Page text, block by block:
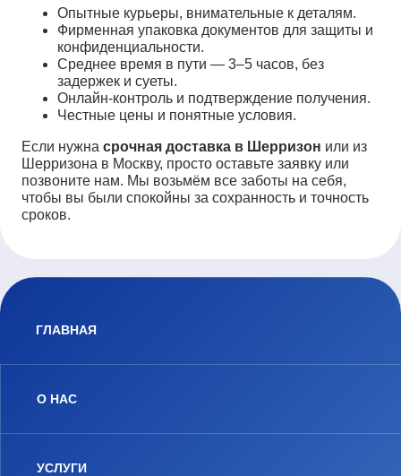
Опытные курьеры, внимательные к деталям.
Фирменная упаковка документов для защиты и
конфиденциальности.
Среднее время в пути — 3–5 часов, без
задержек и суеты.
Онлайн-контроль и подтверждение получения.
Честные цены и понятные условия.
Если нужна срочная доставка в Шерризон или из
Шерризона в Москву, просто оставьте заявку или
позвоните нам. Мы возьмём все заботы на себя,
чтобы вы были спокойны за сохранность и точность
сроков.
ГЛАВНАЯ
О НАС
УСЛУГИ